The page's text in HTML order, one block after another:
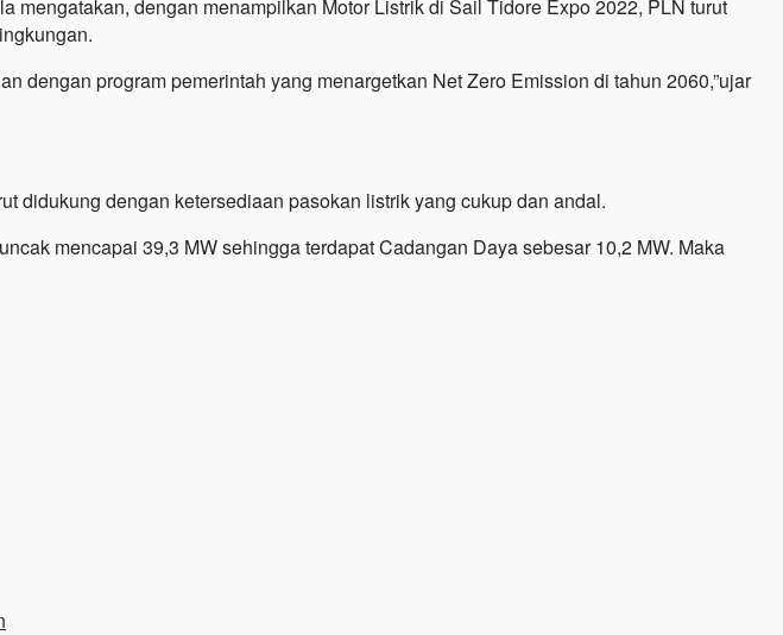
dengan menampilkan Motor Listrik di Sail Tidore Expo 2022, PLN turut
dengan program pemerintah yang menargetkan Net Zero Emission di tahun 2060,”ujar
didukung dengan ketersediaan pasokan listrik yang cukup dan andal.
mencapai 39,3 MW sehingga terdapat Cadangan Daya sebesar 10,2 MW. Maka